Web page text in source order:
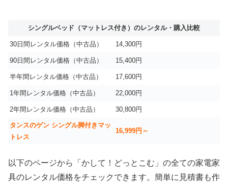
シングルベッド（マットレス付き）のレンタル・購入比較
30日間レンタル価格（中古品） 14,300円
90日間レンタル価格（中古品） 15,400円
半年間レンタル価格（中古品） 17,600円
1年間レンタル価格（中古品） 22,000円
2年間レンタル価格（中古品） 30,800円
タンスのゲン シングル脚付きマッ
トレス
16,999円～
以下のページから「かして！どっとこむ」の全ての家電家
具のレンタル価格をチェックできます。簡単に見積書も作